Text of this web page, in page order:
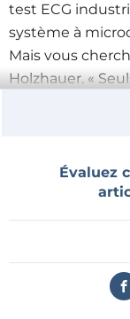
test ECG
système à
Mais vous
Holzhauer. «
standard et
cristal indiquée
carrée de 16 Hz
commutateur
1 Hz). Le signal
compteur
est différencié
Évaluez